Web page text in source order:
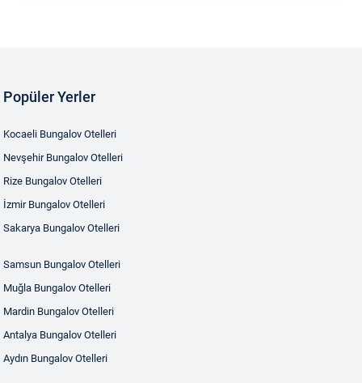
Popüler Yerler
Kocaeli Bungalov Otelleri
Nevşehir Bungalov Otelleri
Rize Bungalov Otelleri
İzmir Bungalov Otelleri
Sakarya Bungalov Otelleri
Samsun Bungalov Otelleri
Muğla Bungalov Otelleri
Mardin Bungalov Otelleri
Antalya Bungalov Otelleri
Aydın Bungalov Otelleri